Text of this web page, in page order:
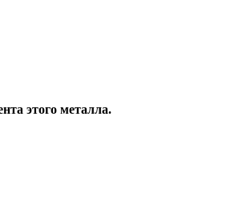
этого металла.